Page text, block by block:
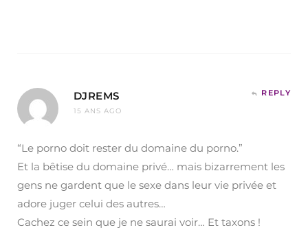
DJREMS
15 ANS AGO
REPLY
“Le porno doit rester du domaine du porno.”
Et la bêtise du domaine privé… mais bizarrement les
gens ne gardent que le sexe dans leur vie privée et
adore juger celui des autres…
Cachez ce sein que je ne saurai voir… Et taxons !